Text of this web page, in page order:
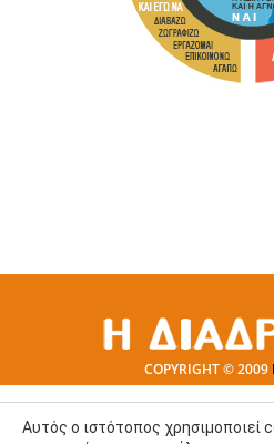
COPYRIGHT © 2009
Αυτός ο ιστότοπος χρησιμοποιεί